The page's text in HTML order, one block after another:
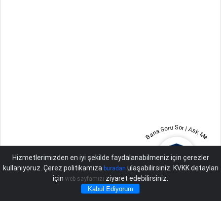
Hizmetlerimizden en iyi şekilde faydalanabilmeniz için çerezler
kullanıyoruz. Çerez politikamıza buradan ulaşabilirsiniz. KVKK detayları
için web sayfamızı ziyaret edebilirsiniz.
Kabul Ediyorum
Bana Soru Sor | Ask Me